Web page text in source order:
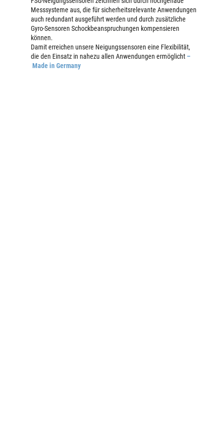
Messsysteme aus, die für sicherheitsrelevante Anwendungen
auch redundant ausgeführt werden und durch zusätzliche
Gyro-Sensoren Schockbeanspruchungen kompensieren
können.
Damit erreichen unsere Neigungssensoren eine Flexibilität,
die den Einsatz in nahezu allen Anwendungen ermöglicht –
Made in Germany